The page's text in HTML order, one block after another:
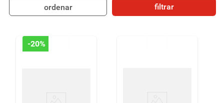
ordenar filtrar
-20%
4º iogurte
5º queijo